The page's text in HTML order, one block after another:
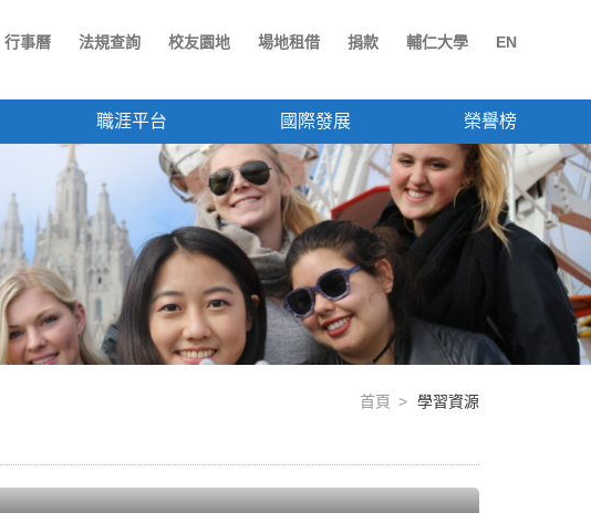
行事曆 法規查詢 校友園地 場地租借 捐款 輔仁大學 EN
職涯平台 國際發展 榮譽榜
首頁 學習資源